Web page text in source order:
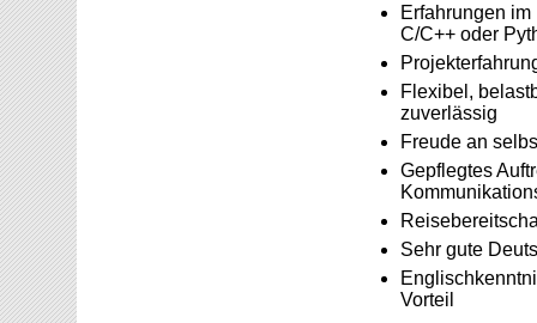
Erfahrungen
C/C++ oder
Flexibel,
zuverlässig
Freude an
Gepflegtes
Sehr gute
Vorteil